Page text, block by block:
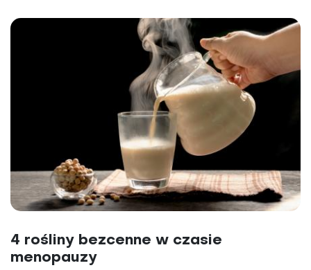
4 rośliny bezcenne w czasie
menopauzy